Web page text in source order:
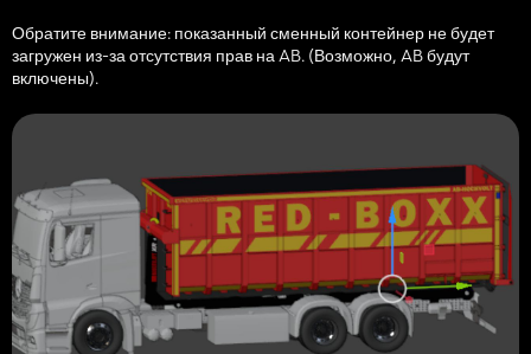
Обратите внимание: показанный сменный контейнер не будет
загружен из-за отсутствия прав на AB. (Возможно, AB будут
включены).